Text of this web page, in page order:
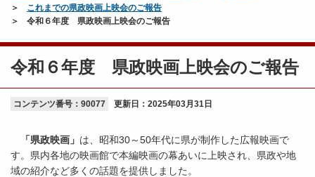
これまでの県政映画上映会のご報告
令和６年度 県政映画上映会のご報告
令和６年度 県政映画上映会のご報告
コンテンツ番号：90077 更新日： 2025年03月31日
「県政映画」 は、昭和30～50年代に県が制作した広報映画で
す。県内各地の映画館で本編映画の幕あいに上映され、県政や地
域の紹介など多くの話題を提供しました。